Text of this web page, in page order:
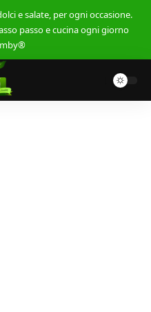
e salate, per ogni occasione.
passo e cucina ogni giorno